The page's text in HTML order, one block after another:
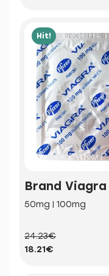
Hit!
Brand Viagra
50mg | 100mg
24.23€
18.21€